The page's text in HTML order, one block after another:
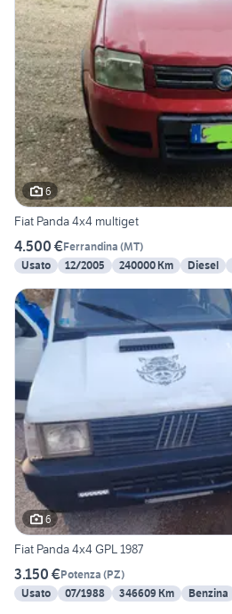
6
Fiat Panda 4x4 multiget
4.500 €Ferrandina (MT)
Usato
12/2005 240000 Km Diesel
6
Fiat Panda 4x4 GPL 1987
3.150 €Potenza (PZ)
Usato
07/1988 346609 Km Benzina